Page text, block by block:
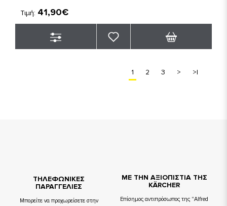
Τιμή: 41,90€
1 2 3 > >|
TΗΛΕΦΩΝΙΚΕΣ
ΠΑΡΑΓΓΕΛΙΕΣ
Μπορείτε να προχωρείσετε στην
ΜΕ ΤΗΝ ΑΞΙΟΠΙΣΤΙΑ ΤΗΣ
KÄRCHER
Επίσημος αντιπρόσωπος της "Alfred